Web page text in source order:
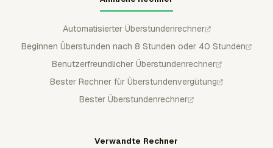
Automatisierter Überstundenrechner
Beginnen Überstunden nach 8 Stunden oder 40 Stunden
Benutzerfreundlicher Überstundenrechner
Bester Rechner für Überstundenvergütung
Bester Überstundenrechner
Verwandte Rechner